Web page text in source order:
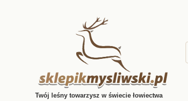
Twój leśny towarzysz w świecie łowiectwa